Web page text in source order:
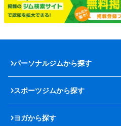
パーソナルジムから探す
スポーツジムから探す
ヨガから探す